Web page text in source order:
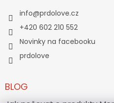
info@prdolove.cz
+420 602 210 552
Novinky na facebooku
prdolove
BLOG